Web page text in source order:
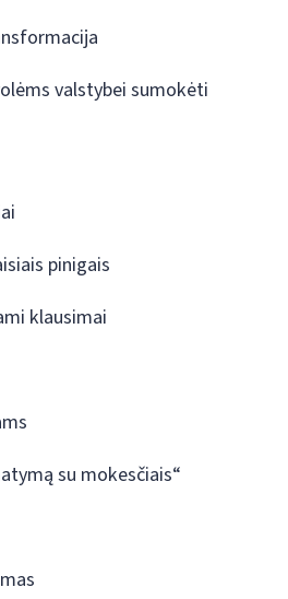
valstybei sumokėti
pinigais
klausimai
su mokesčiais“